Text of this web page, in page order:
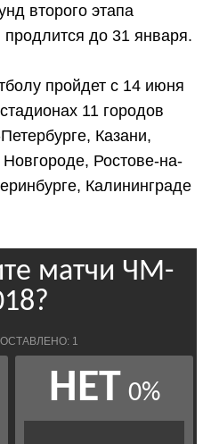
второго этапа
продлится до 31 января.
пройдет с 14 июня
11 городов
Казани,
Ростове-на-
Калининграде